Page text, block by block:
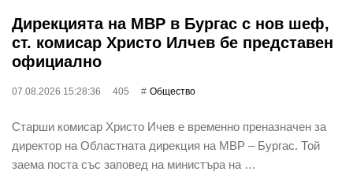
Дирекцията на МВР в Бургас с нов шеф,
ст. комисар Христо Илчев бе представен
официално
07.08.2026 15:28:36 405 Общество
Старши комисар Христо Ичев е временно преназначен за
директор на Областната дирекция на МВР – Бургас. Той
заема поста със заповед на министъра на …